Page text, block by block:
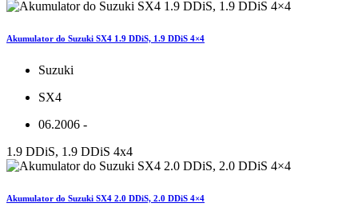
Akumulator do Suzuki SX4 1.9 DDiS, 1.9 DDiS 4×4
Suzuki
SX4
06.2006 -
1.9 DDiS, 1.9 DDiS 4x4
Akumulator do Suzuki SX4 2.0 DDiS, 2.0 DDiS 4×4